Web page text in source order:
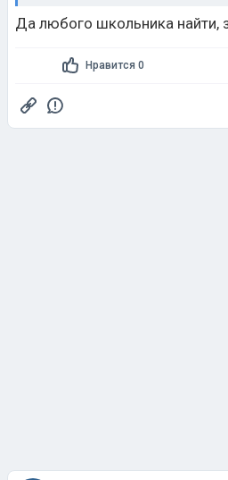
Да любого школьника найти,
Нравится 0